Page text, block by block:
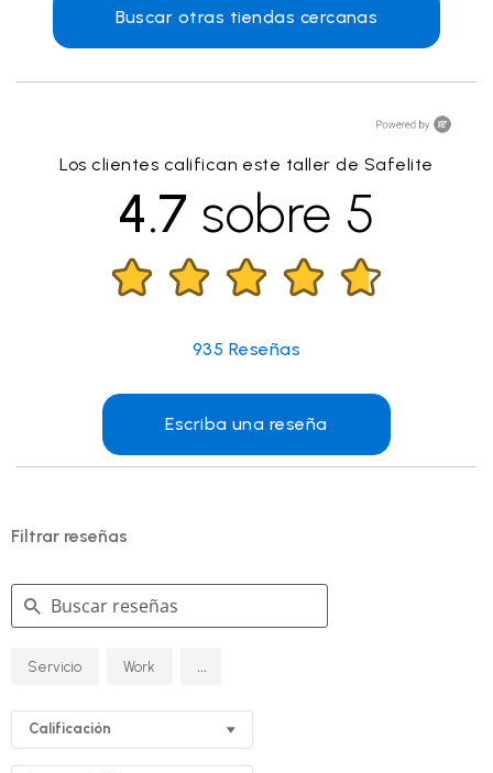
Buscar otras tiendas cercanas
Los clientes califican este taller de Safelite
4.7 sobre 5
935 Reseñas
Escriba una reseña
Filtrar reseñas
Buscar
reseñas
Servicio Work ...
Calificación